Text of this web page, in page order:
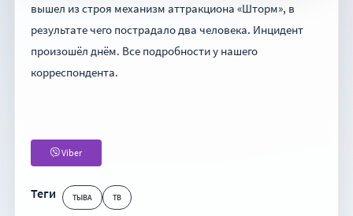
вышел из строя механизм аттракциона «Шторм», в
результате чего пострадало два человека. Инцидент
произошёл днём. Все подробности у нашего
корреспондента.
Viber
Теги ТЫВА ТВ